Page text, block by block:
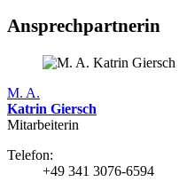
Ansprechpartnerin
M. A.
Katrin Giersch
Mitarbeiterin
Telefon:
+49 341 3076-6594